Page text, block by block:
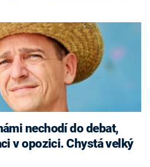
nechodí do debat,
v opozici. Chystá velký